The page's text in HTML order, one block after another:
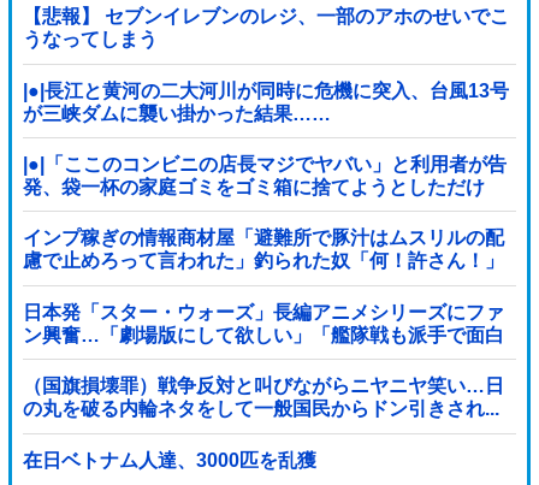
【悲報】 セブンイレブンのレジ、一部のアホのせいでこ
うなってしまう
|●|長江と黄河の二大河川が同時に危機に突入、台風13号
が三峡ダムに襲い掛かった結果……
|●|「ここのコンビニの店長マジでヤバい」と利用者が告
発、袋一杯の家庭ゴミをゴミ箱に捨てようとしただけ
で……
インプ稼ぎの情報商材屋「避難所で豚汁はムスリルの配
慮で止めろって言われた」釣られた奴「何！許さん！」
17万いいね
日本発「スター・ウォーズ」長編アニメシリーズにファ
ン興奮…「劇場版にして欲しい」「艦隊戦も派手で面白
い」！
（国旗損壊罪）戦争反対と叫びながらニヤニヤ笑い…日
の丸を破る内輪ネタをして一般国民からドン引きされ...
在日ベトナム人達、3000匹を乱獲